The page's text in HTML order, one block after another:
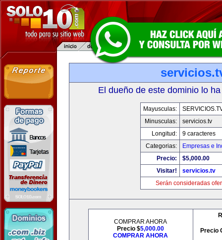
El dueño de este dominio lo
Mayusculas:
Minusculas:
servicios.tv
Longitud:
9 caracteres
Categorias:
Empresas e
Precio:
$5,000.00
Visitar!
servicios.tv
Serán consideradas
COMPRAR AHORA
Precio $5,000.00
COMPRAR AHORA
Precio